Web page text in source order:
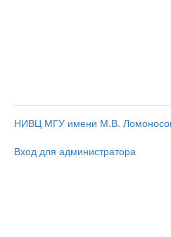
НИВЦ МГУ имени М.В.
Вход для администратора